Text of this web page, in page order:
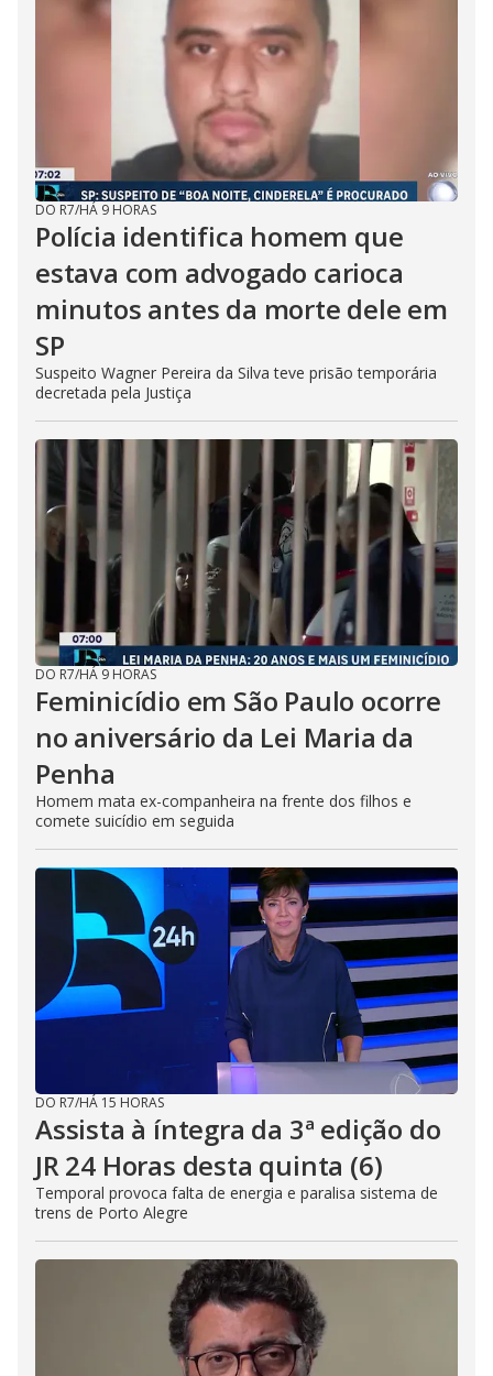
DO R7/HÁ 9 HORAS
Polícia identifica homem que
estava com advogado carioca
minutos antes da morte dele em
SP
Suspeito Wagner Pereira da Silva teve prisão temporária
decretada pela Justiça
DO R7/HÁ 9 HORAS
Feminicídio em São Paulo ocorre
no aniversário da Lei Maria da
Penha
Homem mata ex-companheira na frente dos filhos e
comete suicídio em seguida
DO R7/HÁ 15 HORAS
Assista à íntegra da 3ª edição do
JR 24 Horas desta quinta (6)
Temporal provoca falta de energia e paralisa sistema de
trens de Porto Alegre